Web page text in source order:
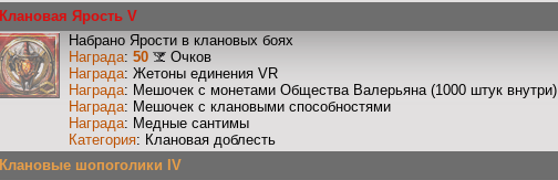
Клановая Ярость V
Набрано Ярости в клановых боях
Награда: 50
Очков
Награда: Жетоны единения VR
Награда: Мешочек с монетами Общества Валерьяна (1000 штук внутри)
Награда: Мешочек с клановыми способностями
Награда: Медные сантимы
Категория: Клановая доблесть
Клановые шопоголики IV